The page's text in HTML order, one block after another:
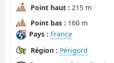
Point haut : 215 m
Point bas : 160 m
Pays : France
Région : Périgord